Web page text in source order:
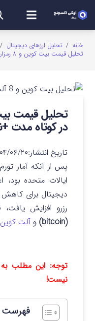
خانه / تحلیل ارزهای دیجیتال /
تحلیل قیمت بیت کوین و ۸ رمزارز برتر در کوتاه مدت +نمودار
در کوتاه مدت
تاریخ انتشار:۱۴۰۴/
پس از آنکه آمار
ایالات متحده بود،
دیجیتال برای
رزرو افزایش
(bitcoin)
و آلت کوین
توجه: این مطلب
نیست!